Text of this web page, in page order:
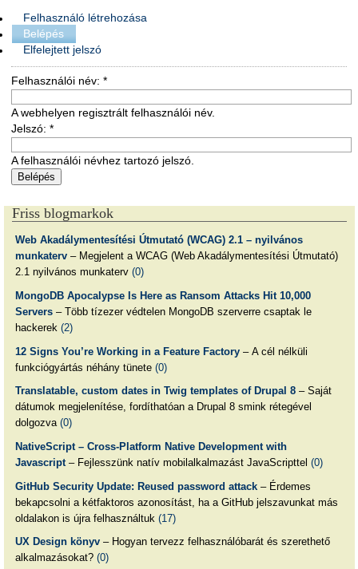
Felhasználó létrehozása
Belépés
Elfelejtett jelszó
Felhasználói név: *
A webhelyen regisztrált felhasználói név.
Jelszó: *
A felhasználói névhez tartozó jelszó.
Friss blogmarkok
Web Akadálymentesítési Útmutató (WCAG) 2.1 – nyilvános
munkaterv– Megjelent a WCAG (Web Akadálymentesítési Útmutató)
2.1 nyilvános munkaterv (0)
MongoDB Apocalypse Is Here as Ransom Attacks Hit 10,000
Servers– Több tízezer védtelen MongoDB szerverre csaptak le
hackerek (2)
12 Signs You’re Working in a Feature Factory– A cél nélküli
funkciógyártás néhány tünete (0)
Translatable, custom dates in Twig templates of Drupal 8– Saját
dátumok megjelenítése, fordíthatóan a Drupal 8 smink rétegével
dolgozva (0)
NativeScript – Cross-Platform Native Development with
Javascript– Fejlesszünk natív mobilalkalmazást JavaScripttel (0)
GitHub Security Update: Reused password attack– Érdemes
bekapcsolni a kétfaktoros azonosítást, ha a GitHub jelszavunkat más
oldalakon is újra felhasználtuk (17)
UX Design könyv– Hogyan tervezz felhasználóbarát és szerethető
alkalmazásokat? (0)